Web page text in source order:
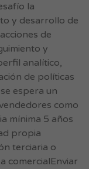
la
y desarrollo de
de
y
analítico,
de políticas
espera un
como
mínima 5 años
propia
terciaria o
comercialEnviar